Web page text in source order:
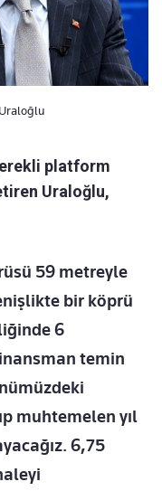
platform
Uraloğlu,
59 metreyle
bir köprü
6
temin
muhtemelen yıl
6,75